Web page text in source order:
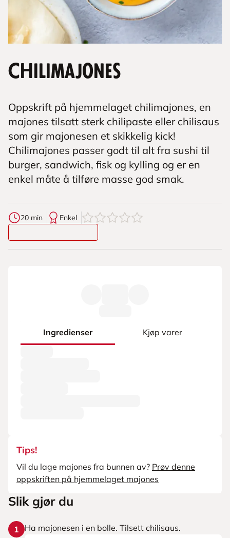
Chilimajones
Oppskrift på hjemmelaget chilimajones, en
majones tilsatt sterk chilipaste eller chilisaus
som gir majonesen et skikkelig kick!
Chilimajones passer godt til alt fra sushi til
burger, sandwich, fisk og kylling og er en
enkel måte å tilføre masse god smak.
20 min Enkel 0av5stjerner
Ingredienser Kjøp varer
Tips!
Vil du lage majones fra bunnen av? Prøv denne
oppskriften på hjemmelaget majones
Slik gjør du
1 Ha majonesen i en bolle. Tilsett chilisaus.